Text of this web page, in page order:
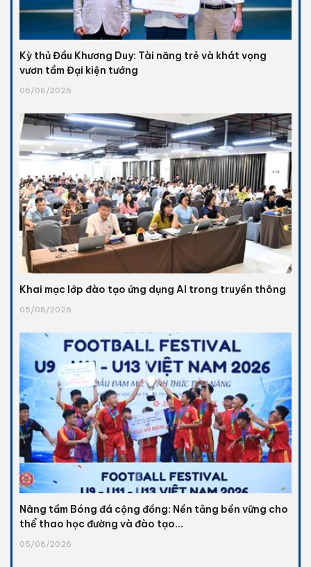
Kỳ thủ Đầu Khương Duy: Tài năng trẻ và khát vọng
vươn tầm Đại kiện tướng
06/08/2026
Khai mạc lớp đào tạo ứng dụng AI trong truyền thông
05/08/2026
Nâng tầm Bóng đá cộng đồng: Nền tảng bền vững cho
thể thao học đường và đào tạo...
05/08/2026